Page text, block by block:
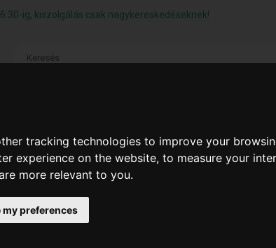
tracking technologies to improve your
experience on the website,to measure your
more relevant to you.
my preferences
ig, kiszolgálás csak nagykereskedéseknek!